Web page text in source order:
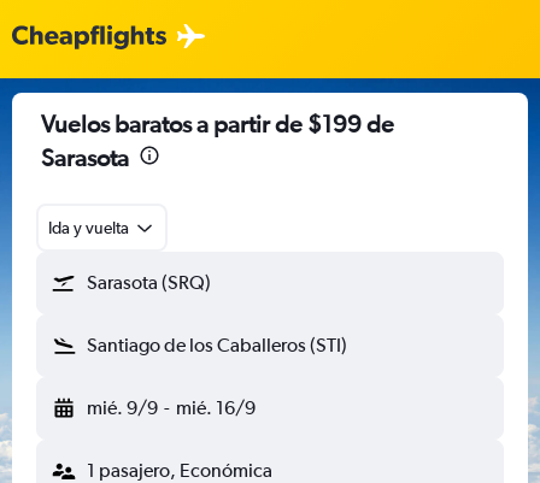
Vuelos baratos a partir de $199 de
Sarasota
Ida y vuelta
Sarasota (SRQ)
Santiago de los Caballeros (STI)
mié. 9/9 - mié. 16/9
1 pasajero, Económica